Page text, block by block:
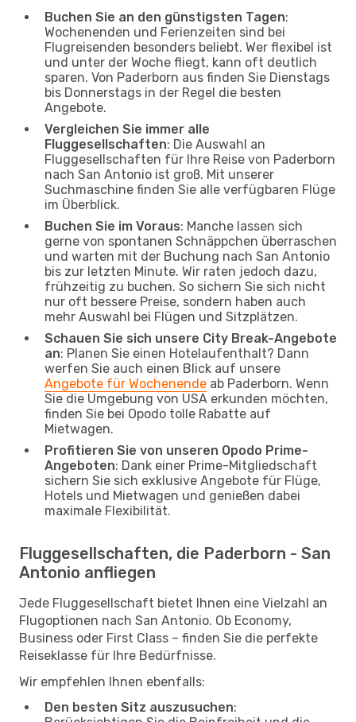
Buchen Sie an den günstigsten Tagen:
Wochenenden und Ferienzeiten sind bei
Flugreisenden besonders beliebt. Wer flexibel ist
und unter der Woche fliegt, kann oft deutlich
sparen. Von Paderborn aus finden Sie Dienstags
bis Donnerstags in der Regel die besten
Angebote.
Vergleichen Sie immer alle
Fluggesellschaften: Die Auswahl an
Fluggesellschaften für Ihre Reise von Paderborn
nach San Antonio ist groß. Mit unserer
Suchmaschine finden Sie alle verfügbaren Flüge
im Überblick.
Buchen Sie im Voraus: Manche lassen sich
gerne von spontanen Schnäppchen überraschen
und warten mit der Buchung nach San Antonio
bis zur letzten Minute. Wir raten jedoch dazu,
frühzeitig zu buchen. So sichern Sie sich nicht
nur oft bessere Preise, sondern haben auch
mehr Auswahl bei Flügen und Sitzplätzen.
Schauen Sie sich unsere City Break-Angebote
an: Planen Sie einen Hotelaufenthalt? Dann
werfen Sie auch einen Blick auf unsere
Angebote für Wochenende ab Paderborn. Wenn
Sie die Umgebung von USA erkunden möchten,
finden Sie bei Opodo tolle Rabatte auf
Mietwagen.
Profitieren Sie von unseren Opodo Prime-
Angeboten: Dank einer Prime-Mitgliedschaft
sichern Sie sich exklusive Angebote für Flüge,
Hotels und Mietwagen und genießen dabei
maximale Flexibilität.
Fluggesellschaften, die Paderborn - San
Antonio anfliegen
Jede Fluggesellschaft bietet Ihnen eine Vielzahl an
Flugoptionen nach San Antonio. Ob Economy,
Business oder First Class – finden Sie die perfekte
Reiseklasse für Ihre Bedürfnisse.
Wir empfehlen Ihnen ebenfalls:
Den besten Sitz auszusuchen: